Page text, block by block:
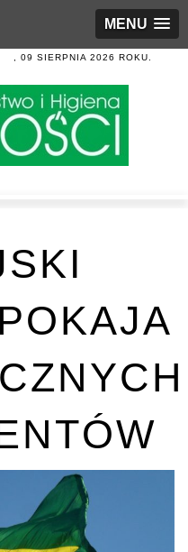
MENU
, 09 SIERPNIA 2026 ROKU.